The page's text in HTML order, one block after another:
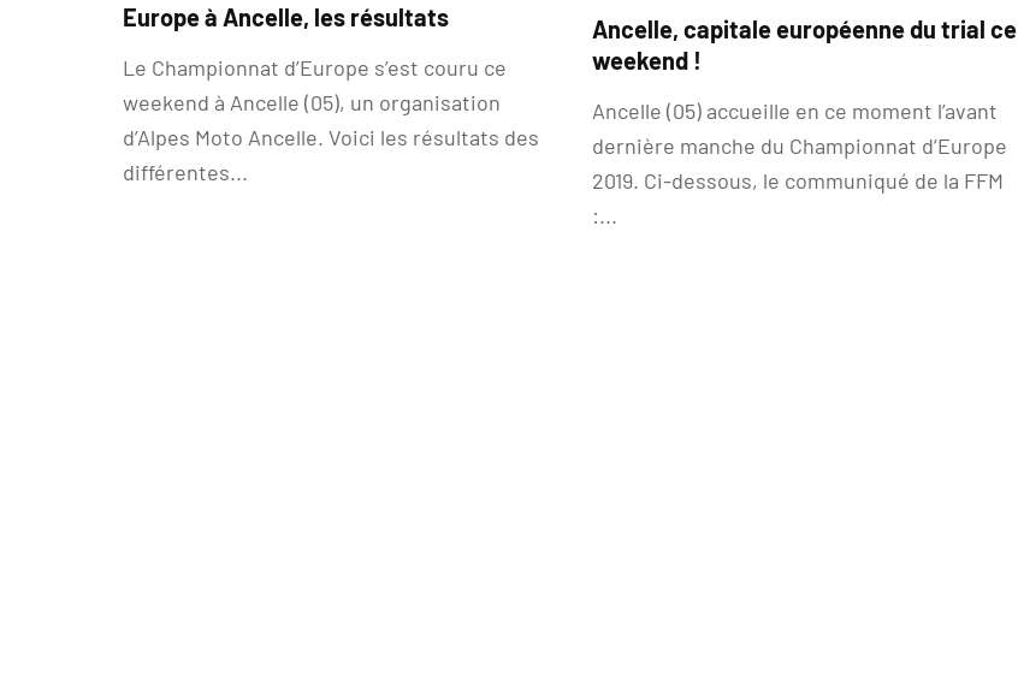
Europe à Ancelle, les résultats
Le Championnat d’Europe s’est couru ce
weekend à Ancelle (05), un organisation
d’Alpes Moto Ancelle. Voici les résultats des
différentes...
Ancelle, capitale européenne du trial ce
weekend !
Ancelle (05) accueille en ce moment l’avant
dernière manche du Championnat d’Europe
2019. Ci-dessous, le communiqué de la FFM
:...